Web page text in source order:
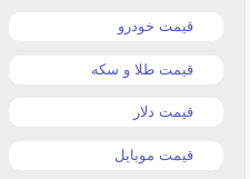
قیمت خودرو
قیمت طلا و سکه
قیمت دلار
قیمت موبایل